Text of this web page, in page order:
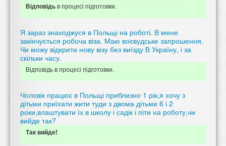
Відповідьв процесі підготовки.
Я зараз знаходжуся в Польщі на роботі. В мене
закінчується робоча віза. Маю воєвудське запрошення.
Чи можу відкрити нову візу без виїзду В Україну, і за
скільки часу.
Відповідь в процесі підготовки.
Чоловік працює в Польщі приблизно 1 рік,я хочу з
дітьми приїхати жити туди з двома дітьми 6 і 2
роки,влаштувати їх в школу і садік і піти на роботу,чи
вийде так?
Так вийде!